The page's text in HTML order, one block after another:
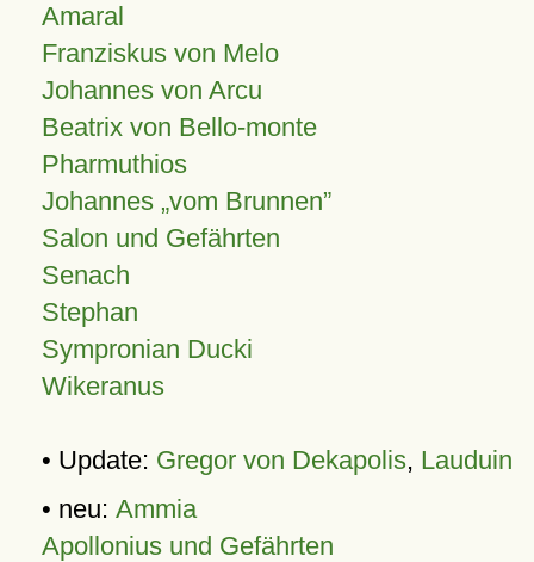
Amaral
Franziskus von Melo
Johannes von Arcu
Beatrix von Bello-monte
Pharmuthios
Johannes vom Brunnen
Salon und Gefährten
Senach
Stephan
Sympronian Ducki
Wikeranus
• Update: Gregor von Dekapolis, Lauduin
• neu: Ammia
Apollonius und Gefährten